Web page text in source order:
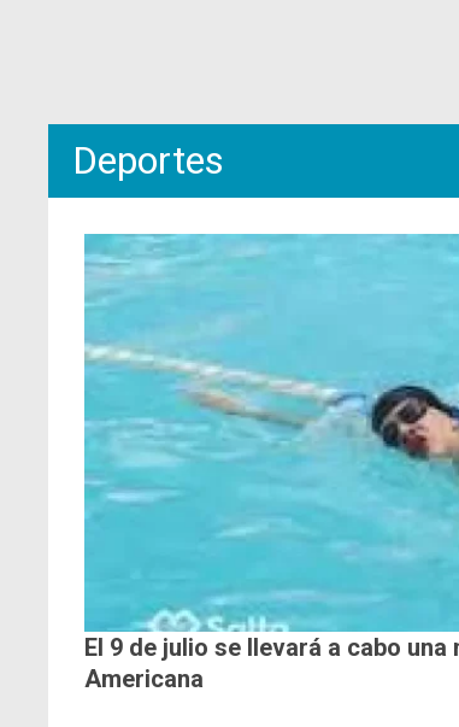
Deportes
El 9 de julio se llevará a cabo
Americana